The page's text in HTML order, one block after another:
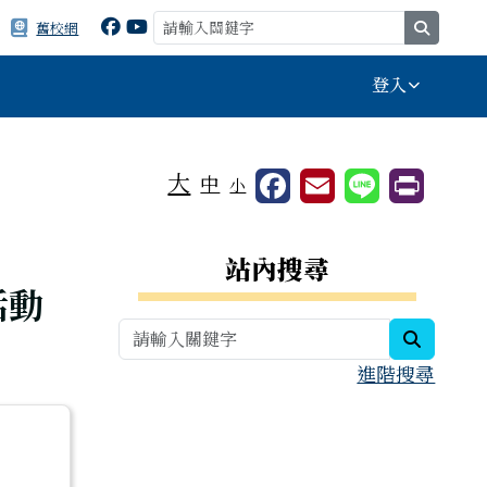
舊校網
登入
⏸
大 中 小
右邊區域內容
站內搜尋
進階搜尋